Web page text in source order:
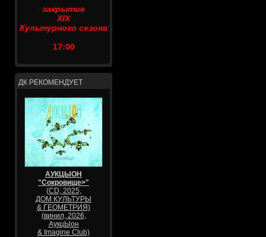
закрытие
XIX
Культурного сезона
17:00
ДК РЕКОМЕНДУЕТ
АУКЦЫОН
"Сокровище>"
(CD, 2025,
ДОМ КУЛЬТУРЫ
& ГЕОМЕТРИЯ)
(винил, 2026,
АукцЫон
& Imagine Club)